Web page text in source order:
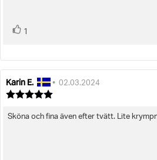
Rösta
1
Recensionsförfattare:
Karin E. • Recensionsdatum:
02.03.2024
utav
Recensionstext:
Sköna och fina även efter tvätt. Lite